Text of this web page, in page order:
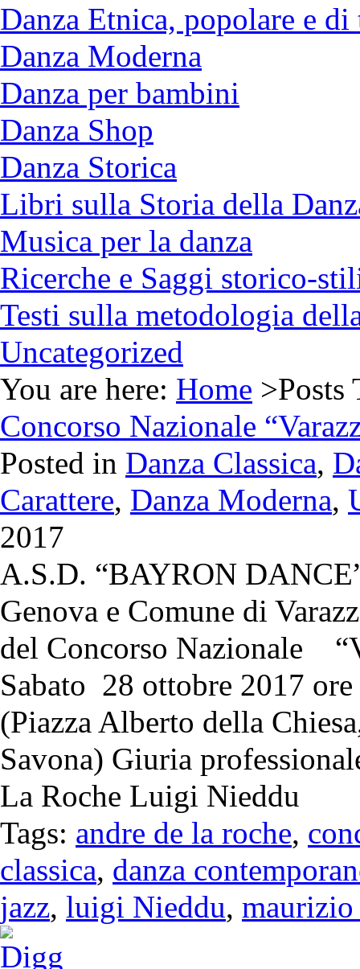
Danza Etnica, popolare e
Danza Moderna
Danza per bambini
Danza Shop
Danza Storica
Libri sulla Storia della
Musica per la danza
Ricerche e Saggi storico-
Testi sulla metodologia
Uncategorized
You are here: Home >Posts
Concorso Nazionale
Posted in Danza Classica,
Carattere, Danza Moderna,
2017
A.S.D. “BAYRON
Genova e Comune di
del Concorso Nazionale
Sabato 28 ottobre 2017
(Piazza Alberto della
Savona) Giuria
La Roche Luigi Nieddu
Tags: andre de la roche,
classica, danza
jazz, luigi Nieddu,